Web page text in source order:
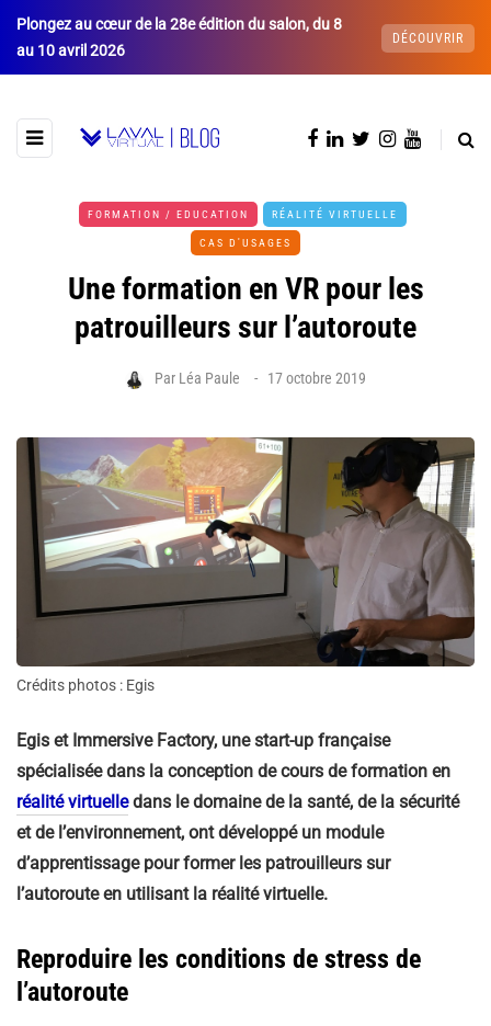
Plongez au cœur de la 28e édition du salon, du 8
au 10 avril 2026
DÉCOUVRIR
FORMATION / EDUCATION RÉALITÉ VIRTUELLE
CAS D'USAGES
Une formation en VR pour les
patrouilleurs sur l’autoroute
Par Léa Paule 17 octobre 2019
Crédits photos : Egis
Egis et Immersive Factory, une start-up française
spécialisée dans la conception de cours de formation en
réalité virtuelledans le domaine de la santé, de la sécurité
et de l’environnement, ont développé un module
d’apprentissage pour former les patrouilleurs sur
l’autoroute en utilisant la réalité virtuelle.
Reproduire les conditions de stress de
l’autoroute